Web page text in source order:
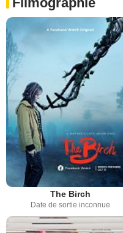
The Birch
Date de sortie inconnue